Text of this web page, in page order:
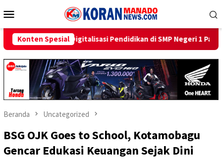
ke
Mobile
Konten Spesial
Pendidikan di SMP Negeri 1 Palu Lewat Program TJSL
Beranda Uncategorized
BSG OJK Goes to School, Kotamobagu
Gencar Edukasi Keuangan Sejak Dini